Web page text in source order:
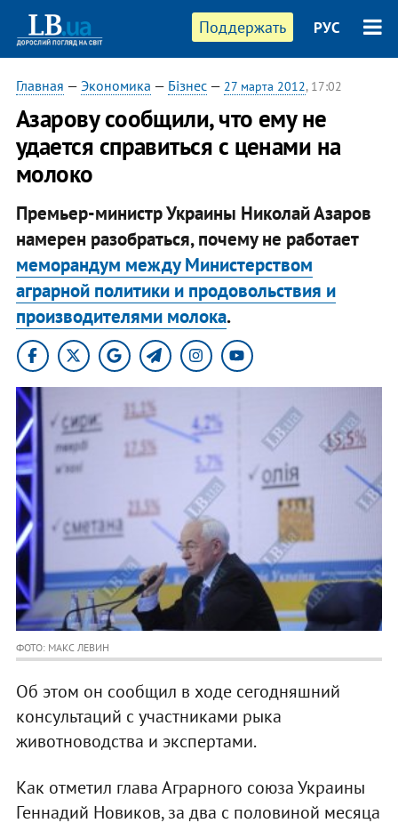
Поддержать РУС
Главная — Экономика — Бізнес— 27 марта 2012, 17:02
Азарову сообщили, что ему не
удается справиться с ценами на
молоко
Премьер-министр Украины Николай Азаров
намерен разобраться, почему не работает
меморандум между Министерством
аграрной политики и продовольствия и
производителями молока.
ФОТО: МАКС ЛЕВИН
Об этом он сообщил в ходе сегодняшний
консультаций с участниками рыка
животноводства и экспертами.
Как отметил глава Аграрного союза Украины
Геннадий Новиков, за два с половиной месяца